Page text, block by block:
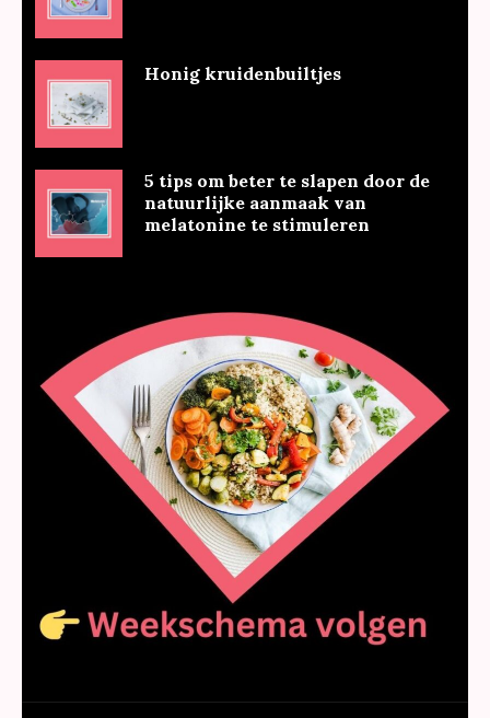
Honig kruidenbuiltjes
5 tips om beter te slapen door de
natuurlijke aanmaak van
melatonine te stimuleren